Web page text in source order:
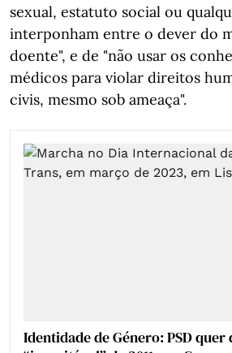
sexual, estatuto social ou
interponham entre o dever do
doente", e de "não usar os
médicos para violar direitos
civis, mesmo sob ameaça".
Identidade de Género: PSD